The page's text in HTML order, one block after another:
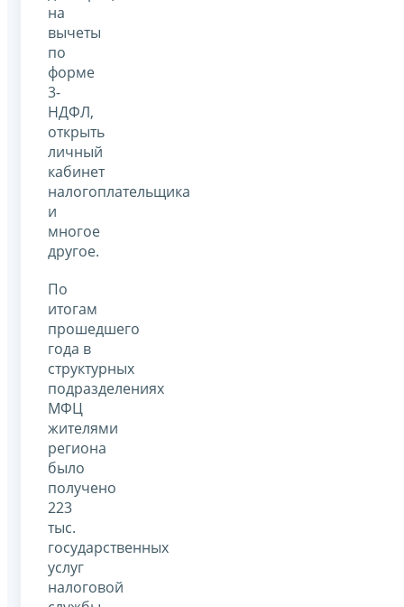
на
вычеты
по
форме
3-
НДФЛ,
открыть
личный
кабинет
налогоплательщика
и
многое
другое.
По
итогам
прошедшего
года в
структурных
подразделениях
МФЦ
жителями
региона
было
получено
223
тыс.
государственных
услуг
налоговой